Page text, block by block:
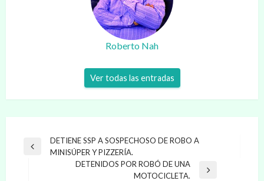
Roberto Nah
Ver todas las entradas
Navegación
Entrada
DETIENE SSP A SOSPECHOSO DE ROBO A
MINISÚPER Y PIZZERÍA.
DETENIDOS POR ROBÓ DE UNA
MOTOCICLETA.